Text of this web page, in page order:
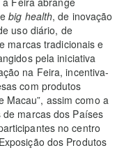
big health, de inovação
uso diário, de
marcas tradicionais e
pela iniciativa
na Feira, incentiva-
com produtos
Macau”, assim como a
marcas dos Países
no centro
dos Produtos